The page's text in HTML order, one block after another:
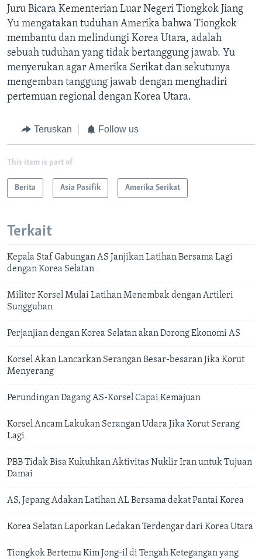
Juru Bicara Kementerian Luar Negeri Tiongkok Jiang
Yu mengatakan tuduhan Amerika bahwa Tiongkok
membantu dan melindungi Korea Utara, adalah
sebuah tuduhan yang tidak bertanggung jawab. Yu
menyerukan agar Amerika Serikat dan sekutunya
mengemban tanggung jawab dengan menghadiri
pertemuan regional dengan Korea Utara.
Teruskan Follow us
This item is part of
Berita Asia Pasifik Amerika Serikat
Terkait
Kepala Staf Gabungan AS Janjikan Latihan Bersama Lagi
dengan Korea Selatan
Militer Korsel Mulai Latihan Menembak dengan Artileri
Sungguhan
Perjanjian dengan Korea Selatan akan Dorong Ekonomi AS
Korsel Akan Lancarkan Serangan Besar-besaran Jika Korut
Menyerang
Perundingan Dagang AS-Korsel Capai Kemajuan
Korsel Ancam Lakukan Serangan Udara Jika Korut Serang
Lagi
PBB Tidak Bisa Kukuhkan Aktivitas Nuklir Iran untuk Tujuan
Damai
AS, Jepang Adakan Latihan AL Bersama dekat Pantai Korea
Korea Selatan Laporkan Ledakan Terdengar dari Korea Utara
Tiongkok Bertemu Kim Jong-il di Tengah Ketegangan yang